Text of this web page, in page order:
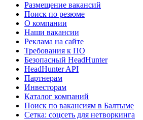
Размещение вакансий
Поиск по резюме
О компании
Наши вакансии
Реклама на сайте
Требования к ПО
Безопасный HeadHunter
HeadHunter API
Партнерам
Инвесторам
Каталог компаний
Поиск по вакансиям в Балтыме
Сетка: соцсеть для нетворкинга